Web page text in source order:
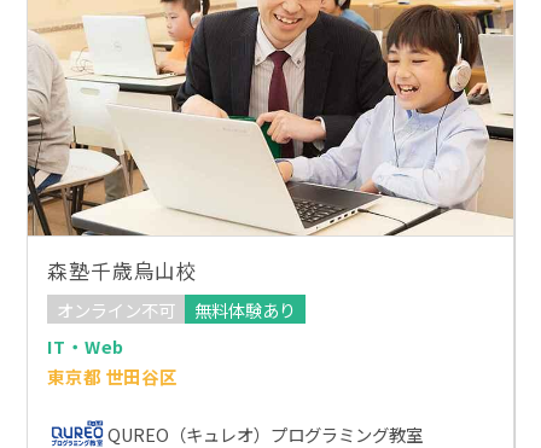
森塾千歳烏山校
オンライン不可
無料体験あり
IT・Web
東京都 世田谷区
QUREO（キュレオ）プログラミング教室